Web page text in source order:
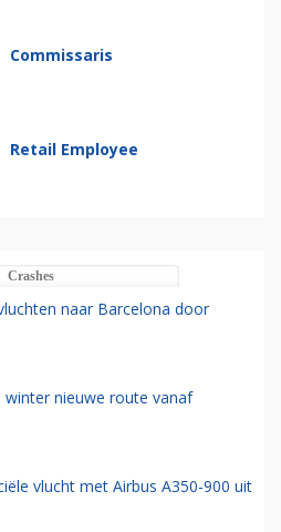
Commissaris
Retail Employee
Crashes
naar Barcelona door
nieuwe route vanaf
vlucht met Airbus A350-900 uit